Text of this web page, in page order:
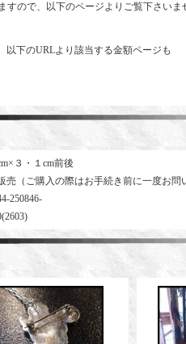
ので、以下のページよりご覧下さいま
下のURLより該当する金額ページも
３・１cm前後
売（ご購入の際はお手続き前に一度お問
250846-